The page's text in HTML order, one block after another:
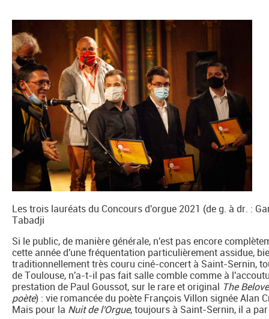
Les trois lauréats du Concours d'orgue 2021 (de g. à dr. :
Tabadji
Si le public, de manière générale, n'est pas encore
cette année d'une fréquentation particulièrement assidue,
traditionnellement très couru ciné-concert à Saint-Sernin,
de Toulouse, n'a-t-il pas fait salle comble comme à
prestation de Paul Goussot, sur le rare et original The
poète) : vie romancée du poète François Villon signée Alan
Mais pour la Nuit de l'Orgue, toujours à Saint-Sernin, il a